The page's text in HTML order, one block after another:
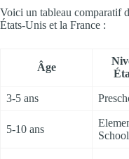
Voici un tableau comparatif
États-Unis et la France :
Âge
3-5 ans
5-10 ans
School